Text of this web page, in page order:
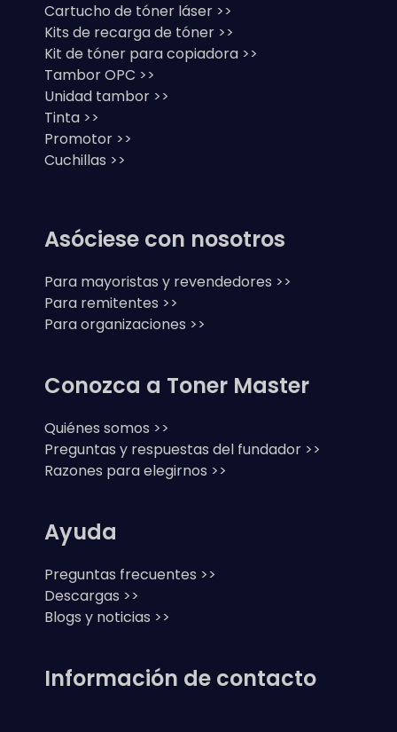
Cartucho de tóner láser >>
Kits de recarga de tóner >>
Kit de tóner para copiadora >>
Tambor OPC >>
Unidad tambor >>
Tinta >>
Promotor >>
Cuchillas >>
Asóciese con nosotros
Para mayoristas y revendedores >>
Para remitentes >>
Para organizaciones >>
Conozca a Toner Master
Quiénes somos >>
Preguntas y respuestas del fundador >>
Razones para elegirnos >>
Ayuda
Preguntas frecuentes >>
Descargas >>
Blogs y noticias >>
Información de contacto